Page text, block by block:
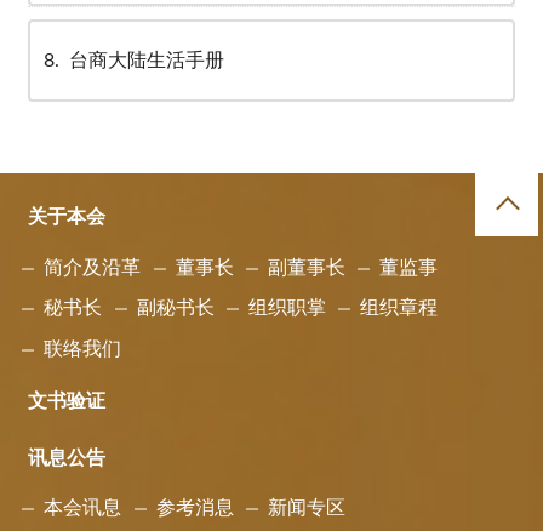
8 台商大陆生活手册
关于本会
简介及沿革 董事长 副董事长 董监事
秘书长 副秘书长 组织职掌 组织章程
联络我们
文书验证
讯息公告
本会讯息 参考消息 新闻专区